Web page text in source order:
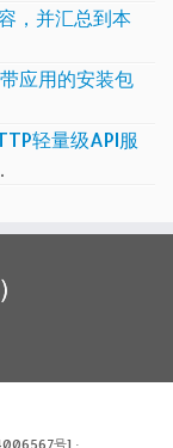
，并汇总到本
应用的安装包
轻量级API服
号] ·